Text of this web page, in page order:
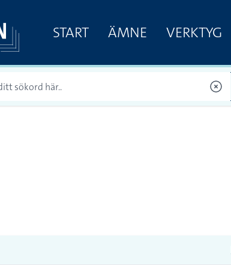
START ÄMNE VERKTYG